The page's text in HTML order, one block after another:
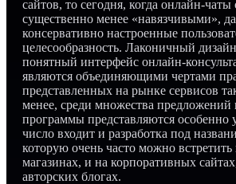
сайтов, то сегодня, когда онлайн-чаты
существенно менее «навязчивыми»,
консервативно настроенные
целесообразность. Лаконичный
понятный интерфейс онлайн-
являются объединяющими чертами
представленных на рынке сервисов
менее, среди множества предложений
программы представляются
число входит и разработка под
которую очень часто можно
магазинах, и на корпоративных
авторских блогах.